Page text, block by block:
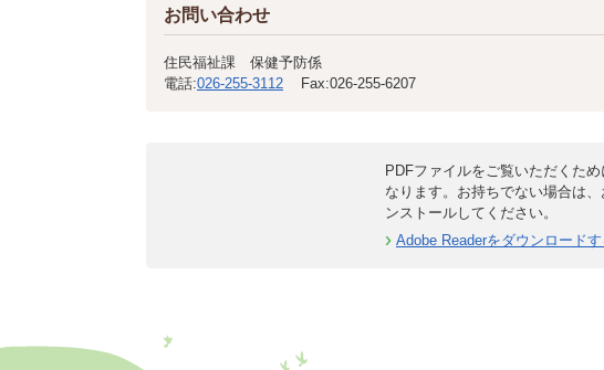
お問い合わせ
住民福祉課 保健予防係
電話:026-255-3112 Fax:026-255-6207
PDFファイルをご覧いただくた
なります。お持ちでない場合は
ンストールしてください。
Adobe Readerをダウンロードす